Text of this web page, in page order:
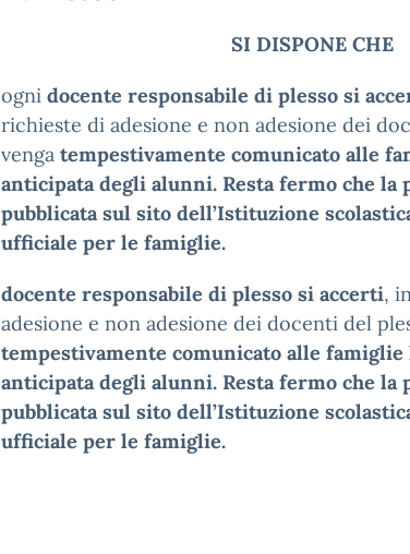
SI DISPONE CHE
ogni docente responsabile di plesso si
richieste di adesione e non adesione dei
venga tempestivamente comunicato alle
anticipata degli alunni. Resta fermo che la
pubblicata sul sito dell’Istituzione
ufficiale per le famiglie.
docente responsabile di plesso si accerti,
adesione e non adesione dei docenti del
tempestivamente comunicato alle famiglie
anticipata degli alunni. Resta fermo che la
pubblicata sul sito dell’Istituzione
ufficiale per le famiglie.